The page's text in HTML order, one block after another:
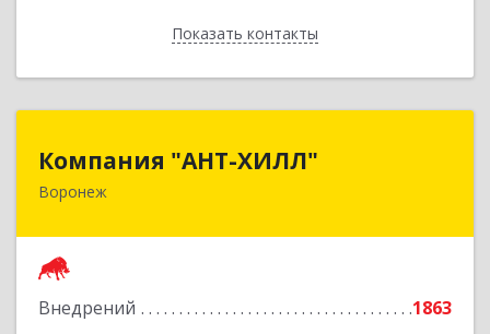
Показать контакты
Назад
Компания "АНТ-ХИЛЛ"
Воронеж
Внедрений
1863
394088, Воронежская обл, Воронеж г, Победы